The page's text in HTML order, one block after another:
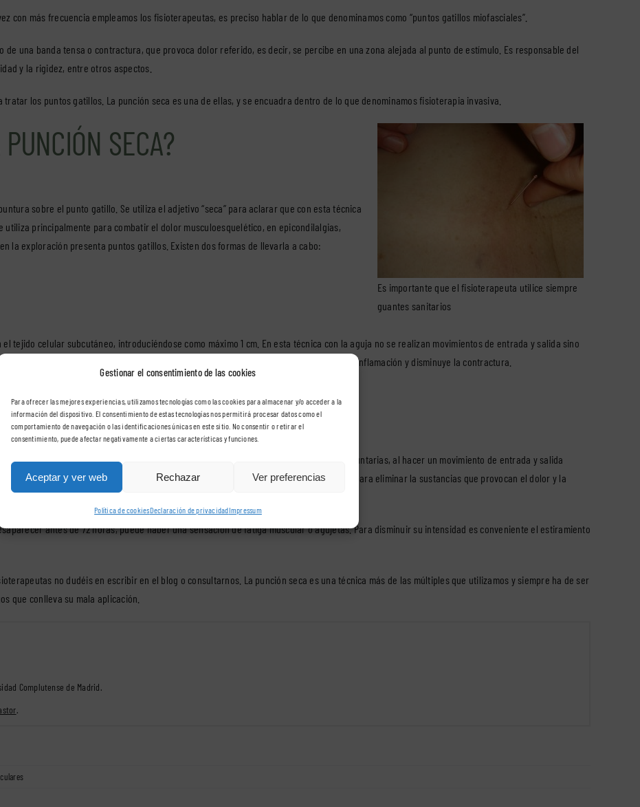
Gestionar el consentimiento de las cookies
Para ofrecer las mejores experiencias, utilizamos tecnologías como las cookies para almacenar y/o acceder a la
información del dispositivo. El consentimiento de estas tecnologías nos permitirá procesar datos como el
comportamiento de navegación o las identificaciones únicas en este sitio. No consentir o retirar el
consentimiento, puede afectar negativamente a ciertas características y funciones.
Aceptar y ver web Rechazar Ver preferencias
Política de cookiesDeclaración de privacidadImpressum
con más frecuencia empleamos los fisioterapeutas, es preciso hablar de lo que denominamos como “puntos gatillos miofasciales”.
una banda tensa o contractura, que provoca dolor referido, es decir, se percibe en una zona alejada al punto de estímulo. Es responsable del
y la rigidez, entre otros aspectos.
los puntos gatillos. La punción seca es una de ellas, y se encuadra dentro de lo que denominamos fisioterapia invasiva.
Es importante que el fisioterapeuta utilice siempre
guantes sanitarios
SECA?
sobre el punto gatillo. Se utiliza el adjetivo “seca” para aclarar que con esta técnica
principalmente para combatir el dolor musculoesquelético, en epicondilalgias,
la exploración presenta puntos gatillos. Existen dos formas de llevarla a cabo:
tejido celular subcutáneo, introduciéndose como máximo 1 cm. En esta técnica con la aguja no se realizan movimientos de entrada y salida sino
se consigue una mejora en el tejido conectivo, liberando adherencias asociadas a la inflamación y disminuye la contractura.
un estímulo sobre la unión nervio-músculo, que provoca pequeñas contracciones involuntarias, al hacer un movimiento de entrada y salida
nervioso que provoca un proceso de regeneración, lo que promueve la circulación local para eliminar la sustancias que provocan el dolor y la
nervioso central
antes de 72 horas, puede haber una sensación de fatiga muscular o agujetas. Para disminuir su intensidad es conveniente el estiramiento
no dudéis en escribir en el blog o consultarnos. La punción seca es una técnica más de las múltiples que utilizamos y siempre ha de ser
que conlleva su mala aplicación.
Complutense de Madrid.
.